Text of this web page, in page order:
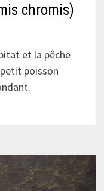
chromis)
et la pêche
poisson